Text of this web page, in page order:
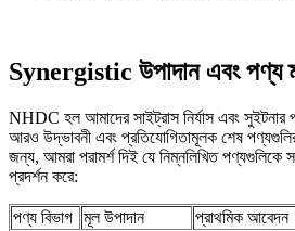
Synergistic উপাদান এবং পণ্য
NHDC হল আমাদের সাইট্রাস নির্যাস এবং সুইটনার
আরও উদ্ভাবনী এবং প্রতিযোগিতামূলক শেষ
জন্য, আমরা পরামর্শ দিই যে নিম্নলিখিত পণ্যগুলিকে
প্রদর্শন করে:
পণ্য বিভাগ মূল উপাদান
প্রাথমিক আবেদন